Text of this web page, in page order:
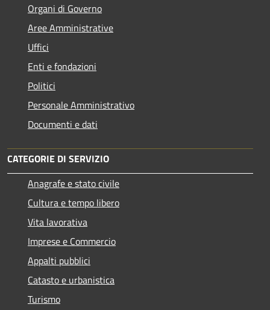
Organi di Governo
Aree Amministrative
Uffici
Enti e fondazioni
Politici
Personale Amministrativo
Documenti e dati
CATEGORIE DI SERVIZIO
Anagrafe e stato civile
Cultura e tempo libero
Vita lavorativa
Imprese e Commercio
Appalti pubblici
Catasto e urbanistica
Turismo